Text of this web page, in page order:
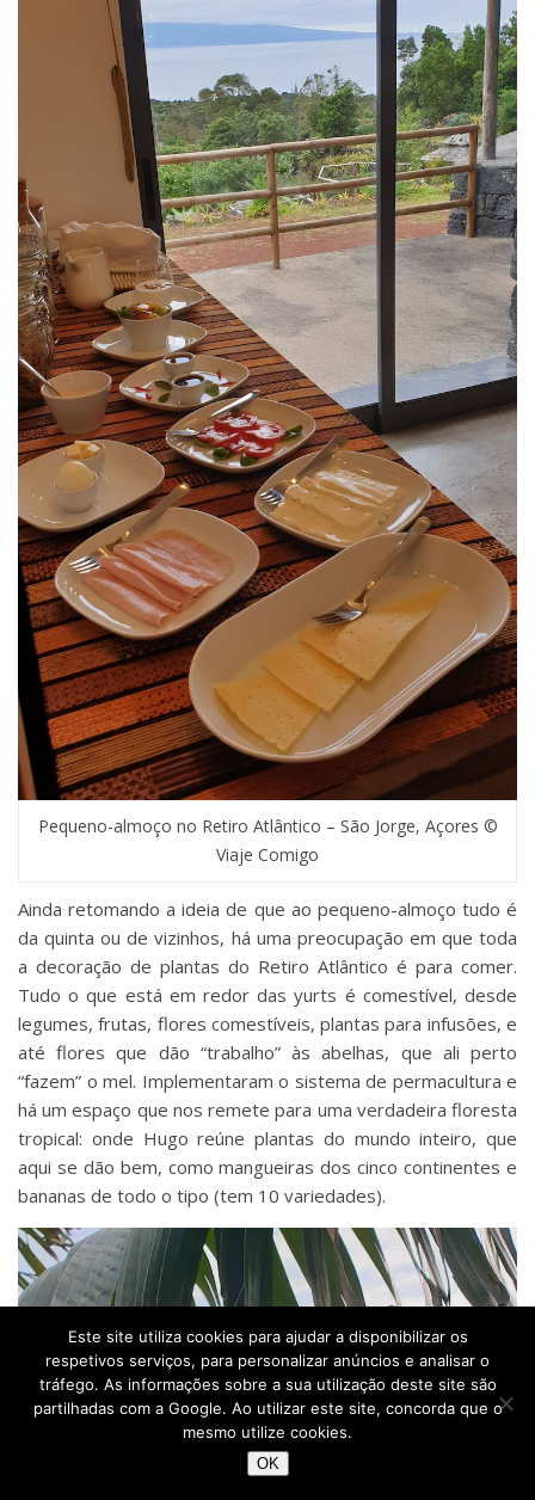
Pequeno-almoço no Retiro Atlântico – São Jorge, Açores ©
Viaje Comigo
Ainda retomando a ideia de que ao pequeno-almoço tudo é
da quinta ou de vizinhos, há uma preocupação em que toda
a decoração de plantas do Retiro Atlântico é para comer.
Tudo o que está em redor das yurts é comestível, desde
legumes, frutas, flores comestíveis, plantas para infusões, e
até flores que dão “trabalho” às abelhas, que ali perto
“fazem” o mel. Implementaram o sistema de permacultura e
há um espaço que nos remete para uma verdadeira floresta
tropical: onde Hugo reúne plantas do mundo inteiro, que
aqui se dão bem, como mangueiras dos cinco continentes e
bananas de todo o tipo (tem 10 variedades).
Este site utiliza cookies para ajudar a disponibilizar os
respetivos serviços, para personalizar anúncios e analisar o
tráfego. As informações sobre a sua utilização deste site são
partilhadas com a Google. Ao utilizar este site, concorda que o
mesmo utilize cookies.
OK